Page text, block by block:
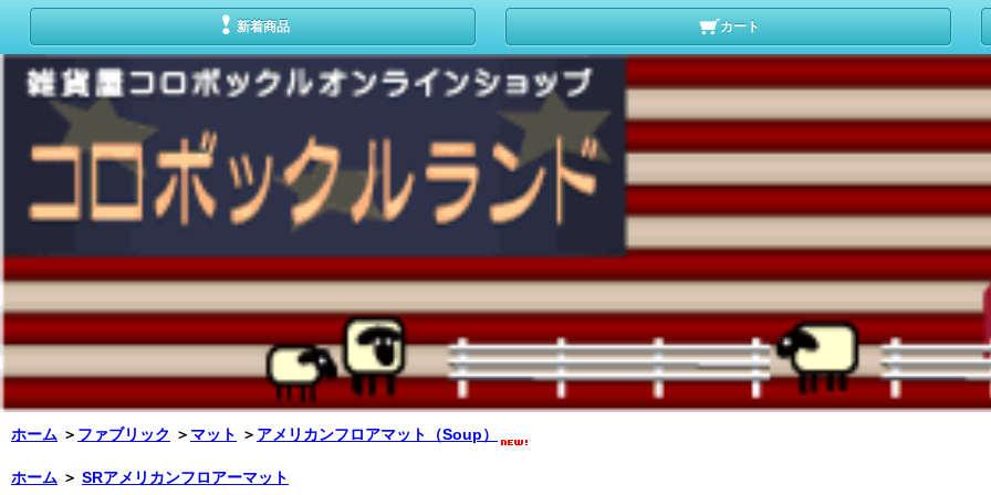
新着商品 カート
ホーム ＞ ファブリック ＞ マット ＞ アメリカンフロアマット（Soup）
ホーム ＞ SRアメリカンフロアーマット